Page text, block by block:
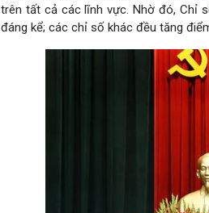
trên tất cả các lĩnh vực. Nhờ đó, Chỉ
đáng kể; các chỉ số khác đều tăng